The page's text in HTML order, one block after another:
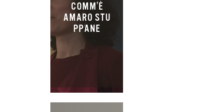
COMM’È
AMARO STU
PPANE